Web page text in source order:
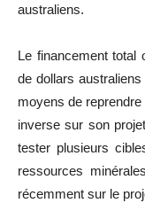
australiens.
Le financement total
de dollars
moyens de
inverse sur son
tester plusieurs
ressources
récemment sur le